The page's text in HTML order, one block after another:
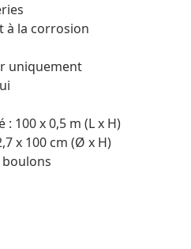
à la corrosion
uniquement
100 x 0,5 m (L x H)
x 100 cm (Ø x H)
boulons